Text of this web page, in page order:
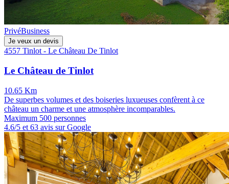
PrivéBusiness
Je veux un devis
4557 Tinlot - Le Château De Tinlot
Le Château de Tinlot
10.65 Km
De superbes volumes et des boiseries luxueuses confèrent à ce
château un charme et une atmosphère incomparables.
Maximum 500 personnes
4.6/5 et 63 avis sur Google